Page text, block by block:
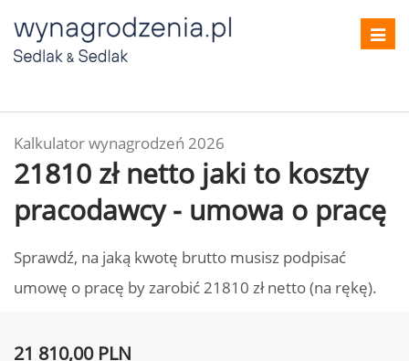
Kalkulator wynagrodzeń 2026
21810 zł netto jaki to koszty
pracodawcy - umowa o pracę
Sprawdź, na jaką kwotę brutto musisz podpisać
umowę o pracę by zarobić 21810 zł netto (na rękę).
21 810,00 PLN